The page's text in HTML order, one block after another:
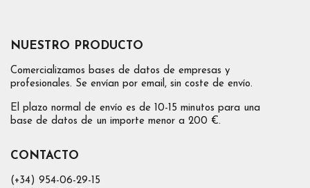
NUESTRO PRODUCTO
Comercializamos bases de datos de empresas y
profesionales. Se envían por email, sin coste de envío.
El plazo normal de envío es de 10-15 minutos para una
base de datos de un importe menor a 200 €.
CONTACTO
(+34) 954-06-29-15